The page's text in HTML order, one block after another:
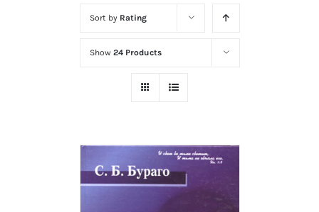
Sort by Rating
Show 24 Products